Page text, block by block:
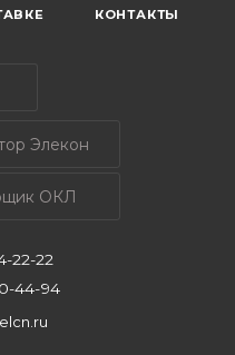
КОНТАКТЫ
Элекон
ОКЛ
22-22
44-94